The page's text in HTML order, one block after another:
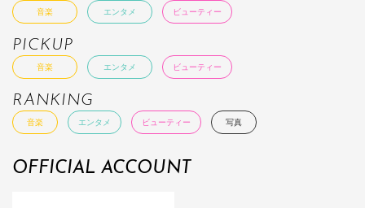
音楽 エンタメ ビューティー
PICKUP
音楽 エンタメ ビューティー
RANKING
音楽 エンタメ ビューティー 写真
OFFICIAL ACCOUNT